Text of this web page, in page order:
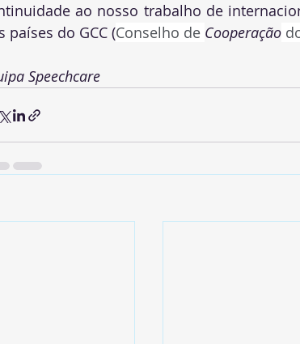
ao nosso trabalho de
países do GCC (Conselho de Cooperação
Speechcare